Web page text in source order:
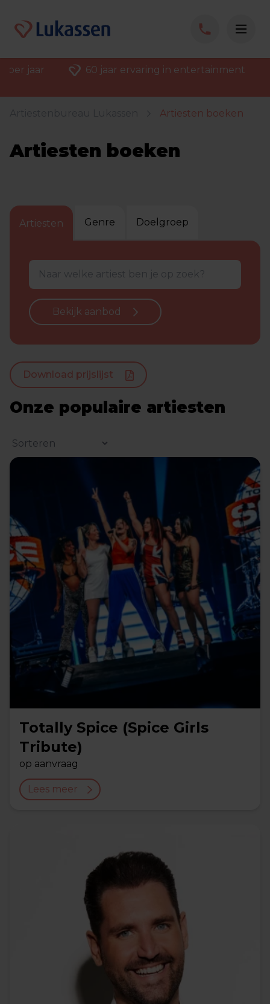
per jaar 60 jaar ervaring in entertainment
Artiesten boeken
Artiesten boeken
Artiesten Genre Doelgroep
Bekijk aanbod
Download prijslijst
Onze populaire artiesten
Totally Spice (Spice Girls
Tribute)
op aanvraag
Lees meer